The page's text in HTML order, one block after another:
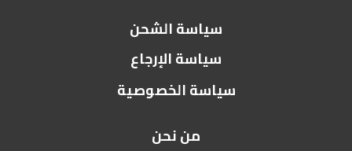
سياسة الشحن
سياسة الإرجاع
سياسة الخصوصية
من نحن